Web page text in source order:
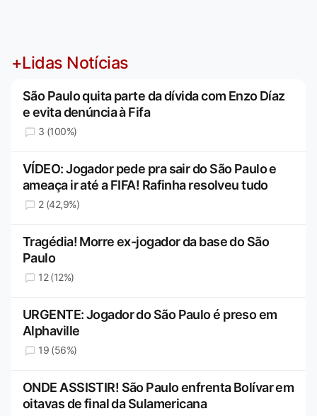
+Lidas Notícias
São Paulo quita parte da dívida com Enzo Díaz
e evita denúncia à Fifa
3 (100%)
VÍDEO: Jogador pede pra sair do São Paulo e
ameaça ir até a FIFA! Rafinha resolveu tudo
2 (42,9%)
Tragédia! Morre ex-jogador da base do São
Paulo
12 (12%)
URGENTE: Jogador do São Paulo é preso em
Alphaville
19 (56%)
ONDE ASSISTIR! São Paulo enfrenta Bolívar em
oitavas de final da Sulamericana